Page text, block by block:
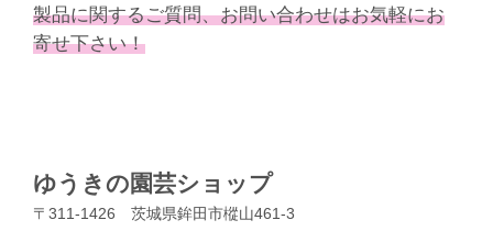
製品に関するご質問、お問い合わせはお気軽にお
寄せ下さい！
ゆうきの園芸ショップ
〒311-1426 茨城県鉾田市樅山461-3